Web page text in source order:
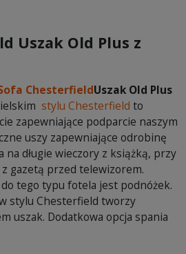
Uszak Old Plus z
ChesterfieldUszak Old Plus
stylu Chesterfield to
zapewniające podparcie naszym
uszy zapewniające odrobinę
na długie wieczory z książką, przy
gazetą przed telewizorem.
tego typu fotela jest podnóżek.
stylu Chesterfield tworzy
uszak. Dodatkowa opcja spania